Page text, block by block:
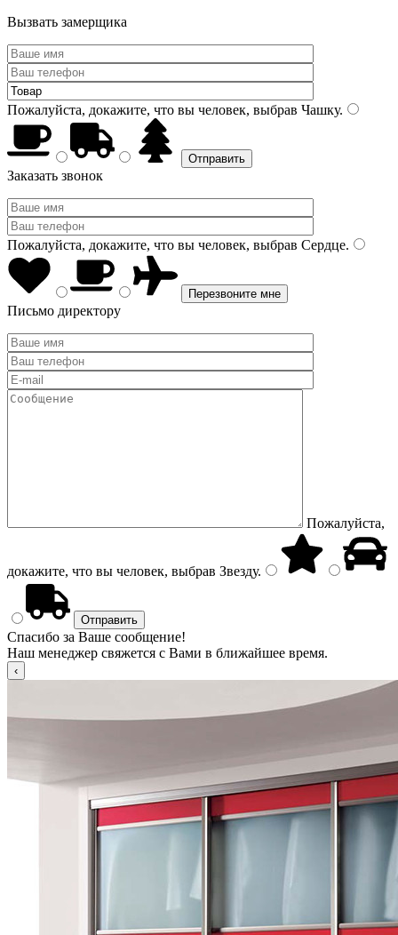
Вызвать замерщика
Пожалуйста, докажите, что вы человек, выбрав Чашку.
Заказать звонок
Пожалуйста, докажите, что вы человек, выбрав Сердце.
Письмо директору
Пожалуйста,
докажите, что вы человек, выбрав Звезду.
Спасибо за Ваше сообщение!
Наш менеджер свяжется с Вами в ближайшее время.